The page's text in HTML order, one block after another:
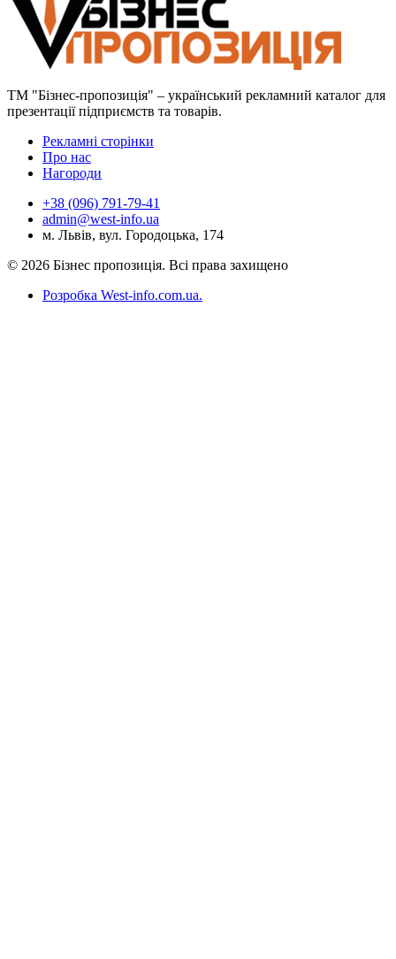
ТМ "Бізнес-пропозиція" – український рекламний каталог для
презентації підприємств та товарів.
Рекламні сторінки
Про нас
Нагороди
+38 (096) 791-79-41
admin@west-info.ua
м. Львів, вул. Городоцька, 174
© 2026 Бізнес пропозиція. Всі права захищено
Розробка West-info.com.ua.